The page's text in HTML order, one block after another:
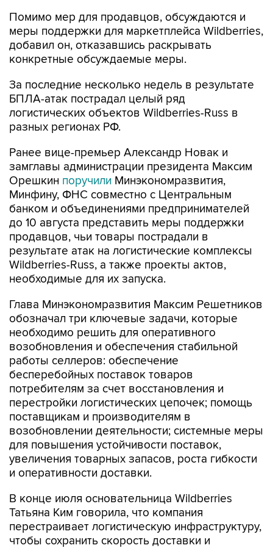
Помимо мер для продавцов, обсуждаются и
меры поддержки для маркетплейса Wildberries,
добавил он, отказавшись раскрывать
конкретные обсуждаемые меры.
За последние несколько недель в результате
БПЛА-атак пострадал целый ряд
логистических объектов Wildberries-Russ в
разных регионах РФ.
Ранее вице-премьер Александр Новак и
замглавы администрации президента Максим
Орешкин поручили Минэкономразвития,
Минфину, ФНС совместно с Центральным
банком и объединениями предпринимателей
до 10 августа представить меры поддержки
продавцов, чьи товары пострадали в
результате атак на логистические комплексы
Wildberries-Russ, а также проекты актов,
необходимые для их запуска.
Глава Минэкономразвития Максим Решетников
обозначал три ключевые задачи, которые
необходимо решить для оперативного
возобновления и обеспечения стабильной
работы селлеров: обеспечение
бесперебойных поставок товаров
потребителям за счет восстановления и
перестройки логистических цепочек; помощь
поставщикам и производителям в
возобновлении деятельности; системные меры
для повышения устойчивости поставок,
увеличения товарных запасов, роста гибкости
и оперативности доставки.
В конце июля основательница Wildberries
Татьяна Ким говорила, что компания
перестраивает логистическую инфраструктуру,
чтобы сохранить скорость доставки и